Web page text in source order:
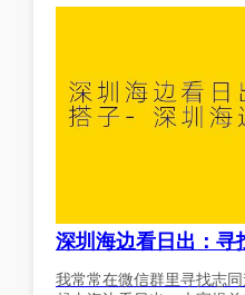
深圳海边看日出：寻
我常常在微信群里寻找志